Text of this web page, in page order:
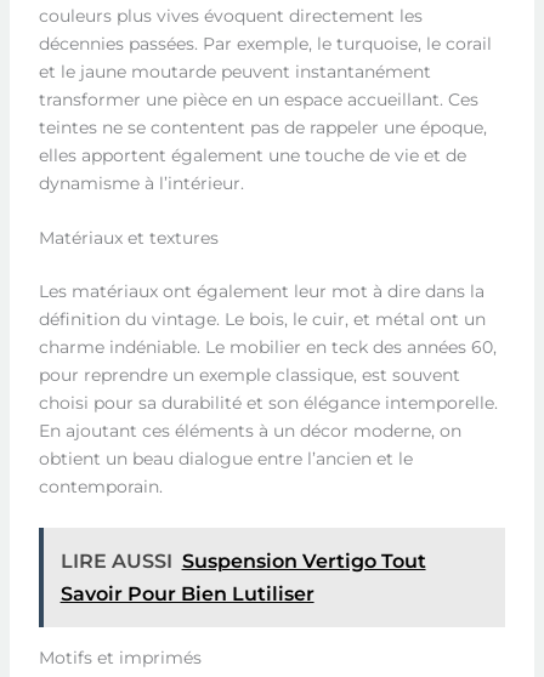
couleurs plus vives évoquent directement les
décennies passées. Par exemple, le turquoise, le corail
et le jaune moutarde peuvent instantanément
transformer une pièce en un espace accueillant. Ces
teintes ne se contentent pas de rappeler une époque,
elles apportent également une touche de vie et de
dynamisme à l’intérieur.
Matériaux et textures
Les matériaux ont également leur mot à dire dans la
définition du vintage. Le bois, le cuir, et métal ont un
charme indéniable. Le mobilier en teck des années 60,
pour reprendre un exemple classique, est souvent
choisi pour sa durabilité et son élégance intemporelle.
En ajoutant ces éléments à un décor moderne, on
obtient un beau dialogue entre l’ancien et le
contemporain.
LIRE AUSSI Suspension Vertigo Tout
Savoir Pour Bien Lutiliser
Motifs et imprimés